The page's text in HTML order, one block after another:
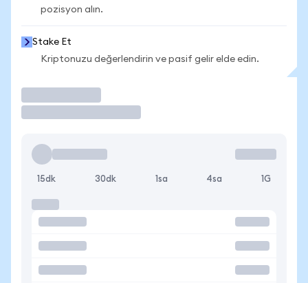
pozisyon alın.
Stake Et
Kriptonuzu değerlendirin ve pasif gelir elde edin.
15dk 30dk 1sa 4sa 1G